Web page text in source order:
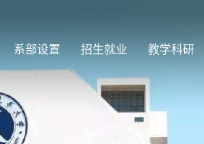
系部设置 招生就业 教学科研